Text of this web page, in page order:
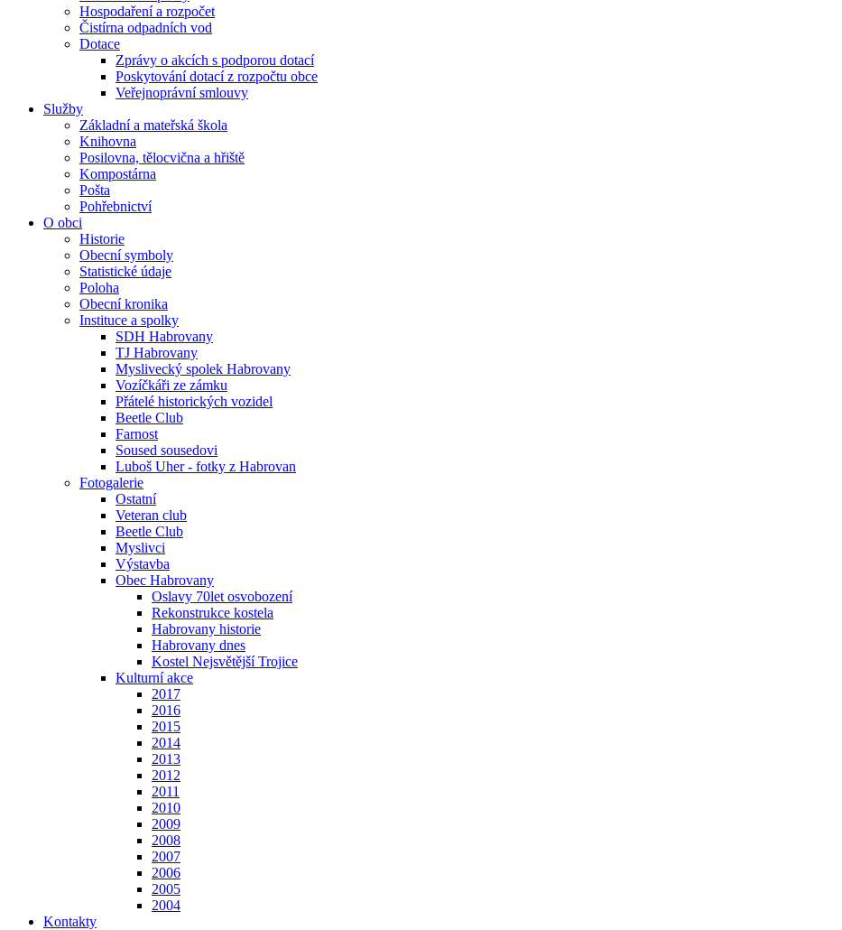
Hospodaření a rozpočet
Čistírna odpadních vod
Dotace
Zprávy o akcích s podporou dotací
Poskytování dotací z rozpočtu obce
Veřejnoprávní smlouvy
Služby
Základní a mateřská škola
Knihovna
Posilovna, tělocvična a hřiště
Kompostárna
Pošta
Pohřebnictví
O obci
Historie
Obecní symboly
Statistické údaje
Poloha
Obecní kronika
Instituce a spolky
SDH Habrovany
TJ Habrovany
Myslivecký spolek Habrovany
Vozíčkáři ze zámku
Přátelé historických vozidel
Beetle Club
Farnost
Soused sousedovi
Luboš Uher - fotky z Habrovan
Fotogalerie
Ostatní
Veteran club
Beetle Club
Myslivci
Výstavba
Obec Habrovany
Oslavy 70let osvobození
Rekonstrukce kostela
Habrovany historie
Habrovany dnes
Kostel Nejsvětější Trojice
Kulturní akce
2017
2016
2015
2014
2013
2012
2011
2010
2009
2008
2007
2006
2005
2004
Kontakty